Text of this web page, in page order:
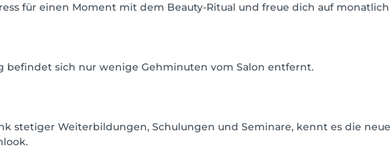
für einen Moment mit dem Beauty-Ritual und freue dich auf
befindet sich nur wenige Gehminuten vom Salon entfernt.
stetiger Weiterbildungen, Schulungen und Seminare, kennt es die